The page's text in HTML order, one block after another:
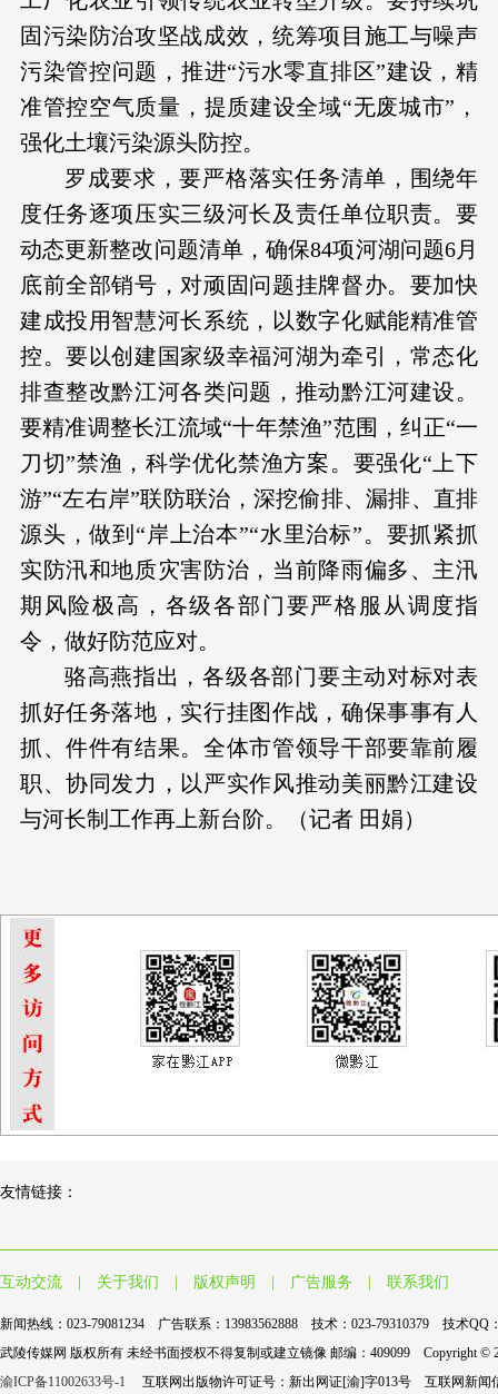
固污染防治攻坚战成效，统筹项目施工与噪声
污染管控问题，推进“污水零直排区”建设，精
准管控空气质量，提质建设全域“无废城市”，
强化土壤污染源头防控。
罗成要求，要严格落实任务清单，围绕年
度任务逐项压实三级河长及责任单位职责。要
动态更新整改问题清单，确保84项河湖问题6月
底前全部销号，对顽固问题挂牌督办。要加快
建成投用智慧河长系统，以数字化赋能精准管
控。要以创建国家级幸福河湖为牵引，常态化
排查整改黔江河各类问题，推动黔江河建设。
要精准调整长江流域“十年禁渔”范围，纠正“一
刀切”禁渔，科学优化禁渔方案。要强化“上下
游”“左右岸”联防联治，深挖偷排、漏排、直排
源头，做到“岸上治本”“水里治标”。要抓紧抓
实防汛和地质灾害防治，当前降雨偏多、主汛
期风险极高，各级各部门要严格服从调度指
令，做好防范应对。
骆高燕指出，各级各部门要主动对标对表
抓好任务落地，实行挂图作战，确保事事有人
抓、件件有结果。全体市管领导干部要靠前履
职、协同发力，以严实作风推动美丽黔江建设
与河长制工作再上新台阶。
（记者 田娟）
友情链接：
互动交流 关于我们 版权声明 广告服务 联系我们
新闻热线：023-79081234 广告联系：13983562888 技术：023-79310379 技术QQ
武陵传媒网 版权所有 未经书面授权不得复制或建立镜像 邮编：409099 Copyright ©
渝ICP备11002633号-1
互联网出版物许可证号：新出网证[渝]字013号 互联网新闻